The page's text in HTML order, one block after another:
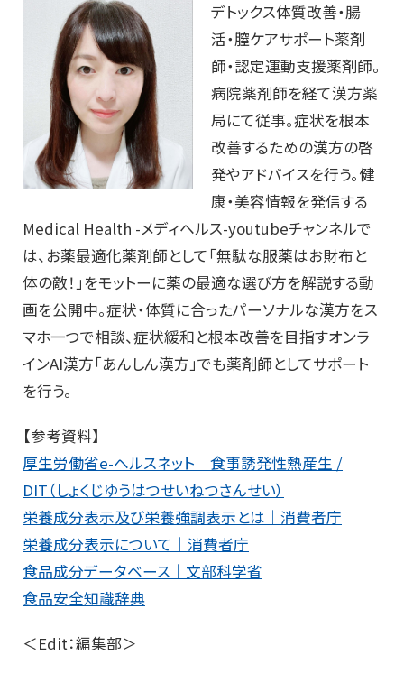
デトックス体質改善・腸
活・膣ケアサポート薬剤
師・認定運動支援薬剤師。
病院薬剤師を経て漢方薬
局にて従事。症状を根本
改善するための漢方の啓
発やアドバイスを行う。健
康・美容情報を発信する
Medical Health -メディヘルス-youtubeチャンネルで
は、お薬最適化薬剤師として「無駄な服薬はお財布と
体の敵！」をモットーに薬の最適な選び方を解説する動
画を公開中。症状・体質に合ったパーソナルな漢方をス
マホ一つで相談、症状緩和と根本改善を目指すオンラ
インAI漢方「あんしん漢方」でも薬剤師としてサポート
を行う。
【参考資料】
厚生労働省e-ヘルスネット 食事誘発性熱産生 /
DIT（しょくじゆうはつせいねつさんせい）
栄養成分表示及び栄養強調表示とは｜消費者庁
栄養成分表示について｜消費者庁
食品成分データベース｜文部科学省
食品安全知識辞典
＜Edit：編集部＞